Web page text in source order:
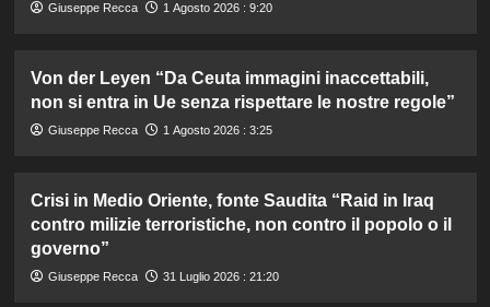
Giuseppe Recca 1 Agosto 2026 : 9:20
Von der Leyen “Da Ceuta immagini inaccettabili,
non si entra in Ue senza rispettare le nostre regole”
Giuseppe Recca 1 Agosto 2026 : 3:25
Crisi in Medio Oriente, fonte Saudita “Raid in Iraq
contro milizie terroristiche, non contro il popolo o il
governo”
Giuseppe Recca 31 Luglio 2026 : 21:20